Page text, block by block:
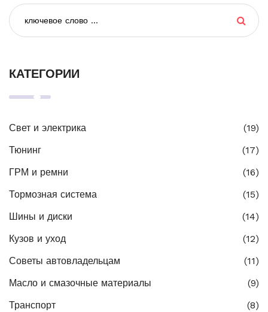
КАТЕГОРИИ
Свет и электрика
(19)
Тюнинг
(17)
ГРМ и ремни
(16)
Тормозная система
(15)
Шины и диски
(14)
Кузов и уход
(12)
Советы автовладельцам
(11)
Масло и смазочные материалы
(9)
Транспорт
(8)